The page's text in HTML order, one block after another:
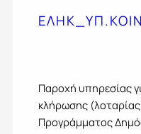
Παροχή υπηρεσίας
κλήρωσης
Προγράμματος